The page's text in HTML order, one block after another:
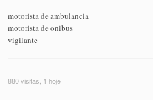
motorista de ambulancia
motorista de onibus
vigilante
880 visitas, 1 hoje